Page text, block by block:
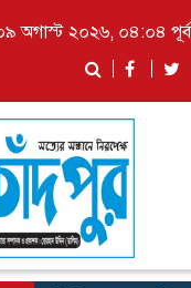
অগাস্ট ২০২৬, ০৪:০৪